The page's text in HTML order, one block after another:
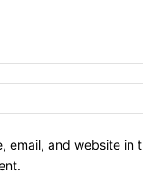
email, and website in